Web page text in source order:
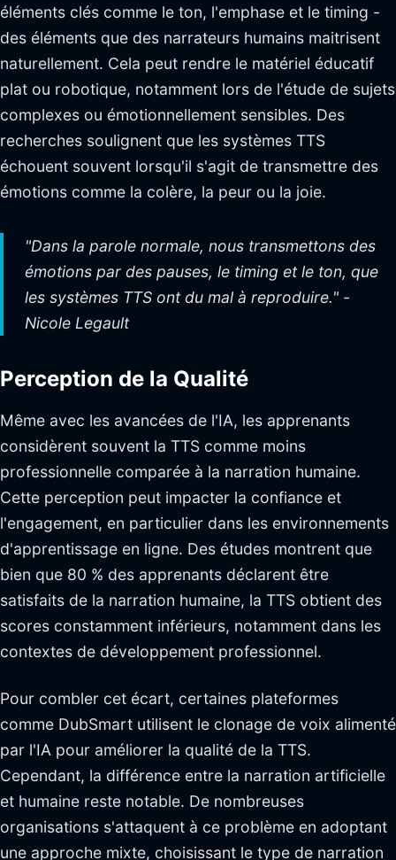
éléments clés comme le ton, l'emphase et le timing -
des éléments que des narrateurs humains maitrisent
naturellement. Cela peut rendre le matériel éducatif
plat ou robotique, notamment lors de l'étude de sujets
complexes ou émotionnellement sensibles. Des
recherches soulignent que les systèmes TTS
échouent souvent lorsqu'il s'agit de transmettre des
émotions comme la colère, la peur ou la joie.
"Dans la parole normale, nous transmettons des
émotions par des pauses, le timing et le ton, que
les systèmes TTS ont du mal à reproduire." -
Nicole Legault
Perception de la Qualité
Même avec les avancées de l'IA, les apprenants
considèrent souvent la TTS comme moins
professionnelle comparée à la narration humaine.
Cette perception peut impacter la confiance et
l'engagement, en particulier dans les environnements
d'apprentissage en ligne. Des études montrent que
bien que 80 % des apprenants déclarent être
satisfaits de la narration humaine, la TTS obtient des
scores constamment inférieurs, notamment dans les
contextes de développement professionnel.
Pour combler cet écart, certaines plateformes
comme DubSmart utilisent le clonage de voix alimenté
par l'IA pour améliorer la qualité de la TTS.
Cependant, la différence entre la narration artificielle
et humaine reste notable. De nombreuses
organisations s'attaquent à ce problème en adoptant
une approche mixte, choisissant le type de narration